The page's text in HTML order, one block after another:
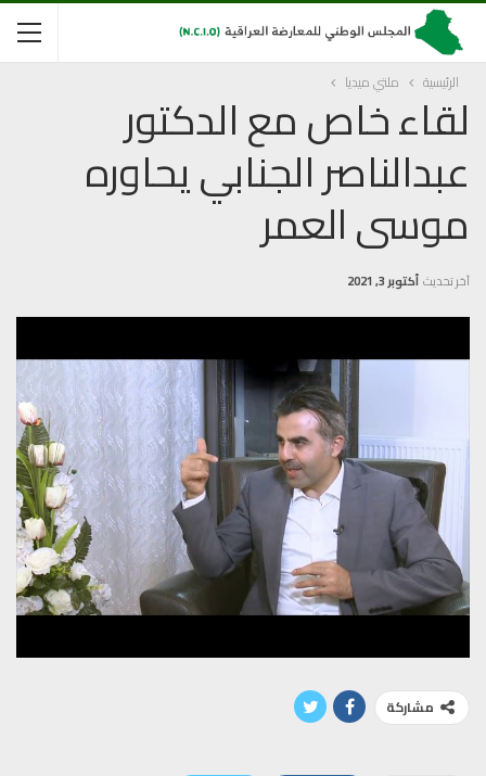
الرئيسية ملتي ميديا
لقاء خاص مع الدكتور
عبدالناصر الجنابي يحاوره
موسى العمر
آخر تحديث أكتوبر 3, 2021
مشاركة